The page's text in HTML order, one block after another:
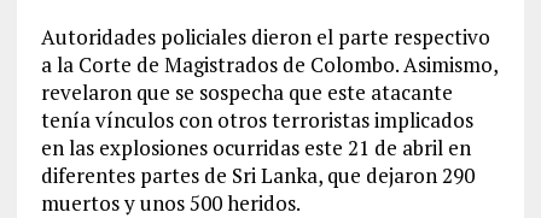
Autoridades policiales dieron el parte respectivo
a la Corte de Magistrados de Colombo. Asimismo,
revelaron que se sospecha que este atacante
tenía vínculos con otros terroristas implicados
en las explosiones ocurridas este 21 de abril en
diferentes partes de Sri Lanka, que dejaron 290
muertos y unos 500 heridos.